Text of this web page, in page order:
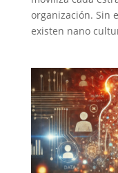
organización. Sin
existen nano